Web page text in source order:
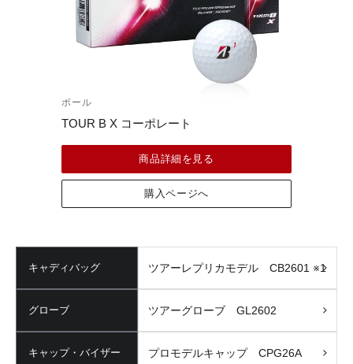
ボール
TOUR B X コーポレート
商品詳細を見る
購入ページへ
キャディバッグ ツアーレプリカモデル CB2601 ※1
グローブ ツアーグローブ GL2602
キャップ・バイザー プロモデルキャップ CPG26A